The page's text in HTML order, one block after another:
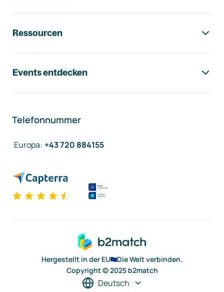
Ressourcen
Events entdecken
Telefonnummer
Europa: +43 720 884155
Hergestellt in der EU
Die Welt verbinden.
Copyright © 2025 b2match
Deutsch